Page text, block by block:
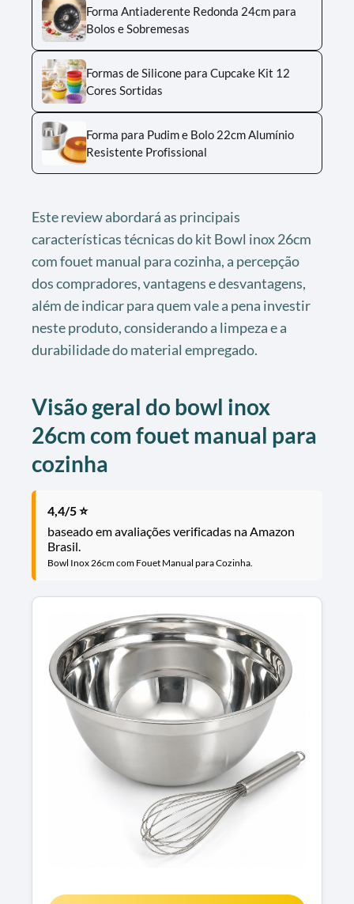
Forma Antiaderente Redonda 24cm para
Bolos e Sobremesas
Formas de Silicone para Cupcake Kit 12
Cores Sortidas
Forma para Pudim e Bolo 22cm Alumínio
Resistente Profissional
Este review abordará as principais
características técnicas do kit Bowl inox 26cm
com fouet manual para cozinha, a percepção
dos compradores, vantagens e desvantagens,
além de indicar para quem vale a pena investir
neste produto, considerando a limpeza e a
durabilidade do material empregado.
Visão geral do bowl inox
26cm com fouet manual para
cozinha
4,4/5 ⭐
baseado em avaliações verificadas na Amazon
Brasil.
Bowl Inox 26cm com Fouet Manual para Cozinha.